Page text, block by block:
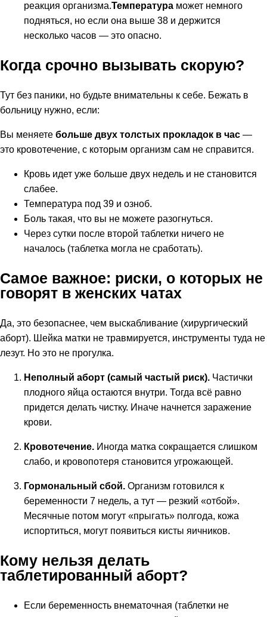
реакция организма.Температура может немного
подняться, но если она выше 38 и держится
несколько часов — это опасно.
Когда срочно вызывать скорую?
Тут без паники, но будьте внимательны к себе. Бежать в
больницу нужно, если:
Вы меняете больше двух толстых прокладок в час —
это кровотечение, с которым организм сам не справится.
Кровь идет уже больше двух недель и не становится
слабее.
Температура под 39 и озноб.
Боль такая, что вы не можете разогнуться.
Через сутки после второй таблетки ничего не
началось (таблетка могла не сработать).
Самое важное: риски, о которых не
говорят в женских чатах
Да, это безопаснее, чем выскабливание (хирургический
аборт). Шейка матки не травмируется, инструменты туда не
лезут. Но это не прогулка.
Неполный аборт (самый частый риск). Частички
плодного яйца остаются внутри. Тогда всё равно
придется делать чистку. Иначе начнется заражение
крови.
Кровотечение. Иногда матка сокращается слишком
слабо, и кровопотеря становится угрожающей.
Гормональный сбой. Организм готовился к
беременности 7 недель, а тут — резкий «отбой».
Месячные потом могут «прыгать» полгода, кожа
испортиться, могут появиться кисты яичников.
Кому нельзя делать
таблетированный аборт?
Если беременность внематочная (таблетки не